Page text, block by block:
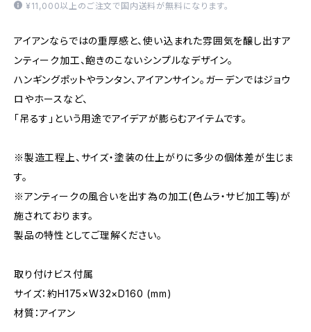
¥11,000以上のご注文で国内送料が無料になります。
アイアンならではの重厚感と、使い込まれた雰囲気を醸し出すア
ンティーク加工、飽きのこないシンプルなデザイン。
ハンギングポットやランタン、アイアンサイン。ガーデンではジョウ
ロやホースなど、
「吊るす」という用途でアイデアが膨らむアイテムです。
※製造工程上、サイズ・塗装の仕上がりに多少の個体差が生じま
す。
※アンティークの風合いを出す為の加工(色ムラ・サビ加工等)が
施されております。
製品の特性としてご理解ください。
取り付けビス付属
サイズ：約H175×W32×D160 (mm)
材質：アイアン